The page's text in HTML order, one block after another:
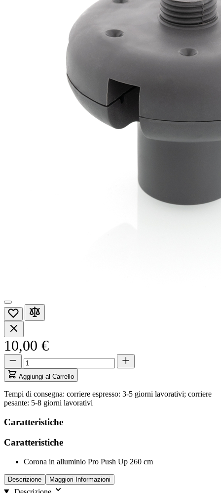
10,00 €
Quantità
aggiornata
1
Quantità
Aggiungi al Carrello
Tempi di consegna: corriere espresso: 3-5 giorni lavorativi; corriere
pesante: 5-8 giorni lavorativi
Caratteristiche
Caratteristiche
Corona in alluminio Pro Push Up 260 cm
Descrizione Maggiori Informazioni